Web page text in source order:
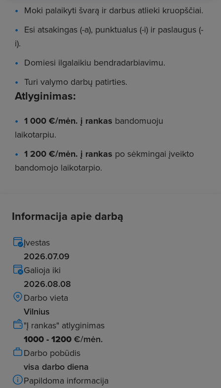
Moki palaikyti švarą ir darbus atlieki kruopščiai.
Esi atsakingas (-a), punktualus (-i) ir paslaugus (-
i).
Domiesi ilgalaikiu bendradarbiavimu.
Turi valymo darbų patirties.
Atlyginimas:
1 000 €/mėn. į rankas bandomuoju
laikotarpiu.
1 200 €/mėn. į rankas po sėkmingai įveikto
bandomojo laikotarpio.
Informacija apie darbą
Įvestas
2026.07.09
Galioja iki
2026.08.08
Darbo vieta
Vilnius
"Į rankas" atlyginimas
1000 - 1200 €/mėn.
Darbo pobūdis
visa darbo diena
Papildoma informacija